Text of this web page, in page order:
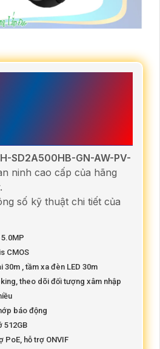
SD2A500HB-GN-AW-PV-
ninh cao cấp của hãng
số kỹ thuật chi tiết của
CMOS
, tầm xa đèn LED 30m
theo dõi đối tượng xâm nhập
báo động
512GB
PoE, hỗ trợ ONVIF